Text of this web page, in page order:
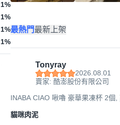
1%
1%
1%
1%
最熱門最新上架
Tonyray
2026.08.01
賣家: 酷澎股份有限公司
INABA CIAO 啾嚕 豪華果凍杯 2個
貓咪肉泥